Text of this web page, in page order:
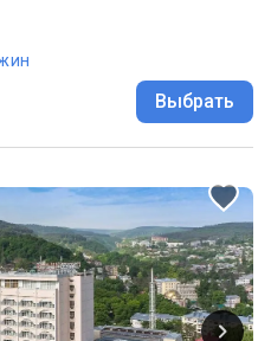
Выбрать